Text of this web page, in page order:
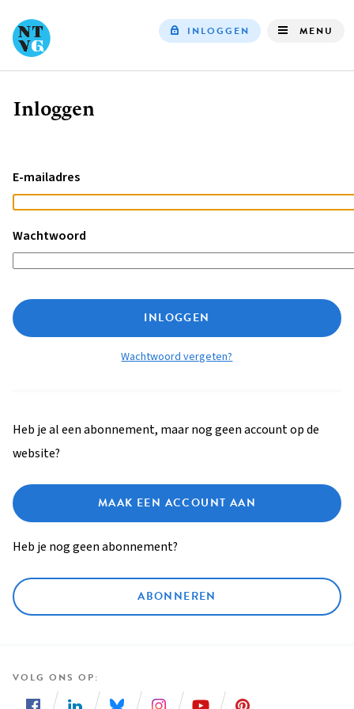
INLOGGEN MENU
Kruimelpad
Inloggen
E-mailadres
Wachtwoord
INLOGGEN
Wachtwoord vergeten?
Heb je al een abonnement, maar nog geen account op de
website?
MAAK EEN ACCOUNT AAN
Heb je nog geen abonnement?
ABONNEREN
VOLG ONS OP